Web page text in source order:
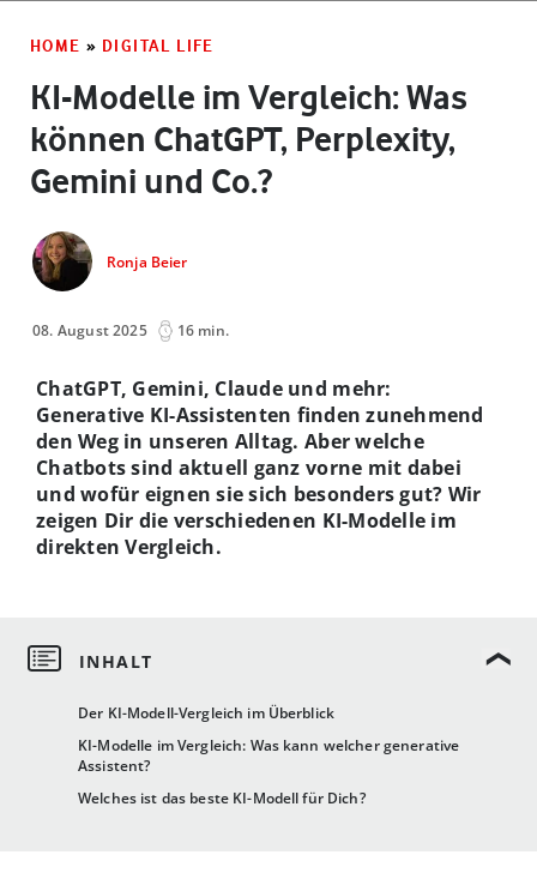
HOME » DIGITAL LIFE
KI-Modelle im Vergleich: Was
können ChatGPT, Perplexity,
Gemini und Co.?
Ronja Beier
08. August 2025 16 min.
Der KI-Modell-Vergleich im Überblick
KI-Modelle im Vergleich: Was kann welcher generative
Assistent?
Welches ist das beste KI-Modell für Dich?
ChatGPT, Gemini, Claude und mehr:
Generative KI-Assistenten finden zunehmend
den Weg in unseren Alltag. Aber welche
Chatbots sind aktuell ganz vorne mit dabei
und wofür eignen sie sich besonders gut? Wir
zeigen Dir die verschiedenen KI-Modelle im
direkten Vergleich.